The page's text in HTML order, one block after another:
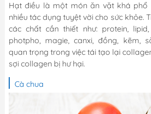
Hạt điều là một món ăn vặt khá phổ
nhiều tác dụng tuyệt vời cho sức khỏe.
các chất cần thiết như: protein,
photpho, magie, canxi, đồng, kẽm,
quan trọng trong việc tái tạo lại
sợi collagen bị hư hại.
Cà chua